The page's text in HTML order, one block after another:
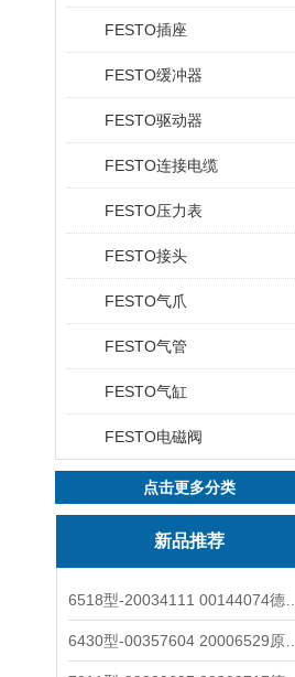
FESTO插座
FESTO缓冲器
FESTO驱动器
FESTO连接电缆
FESTO压力表
FESTO接头
FESTO气爪
FESTO气管
FESTO气缸
FESTO电磁阀
点击更多分类
新品推荐